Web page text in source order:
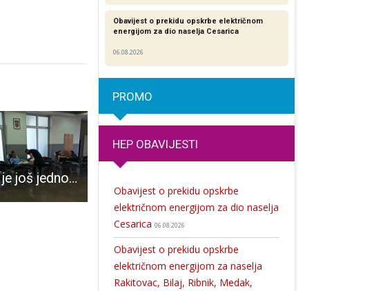
Gospić je još jednom pokazao veliko srce
Obavijest o prekidu opskrbe električnom
energijom za dio naselja Cesarica
06.08.2026
PROMO
HEP OBAVIJESTI
Obavijest o prekidu opskrbe
električnom energijom za dio naselja
Cesarica 06.08.2026
Obavijest o prekidu opskrbe
električnom energijom za naselja
Rakitovac, Bilaj, Ribnik, Medak,